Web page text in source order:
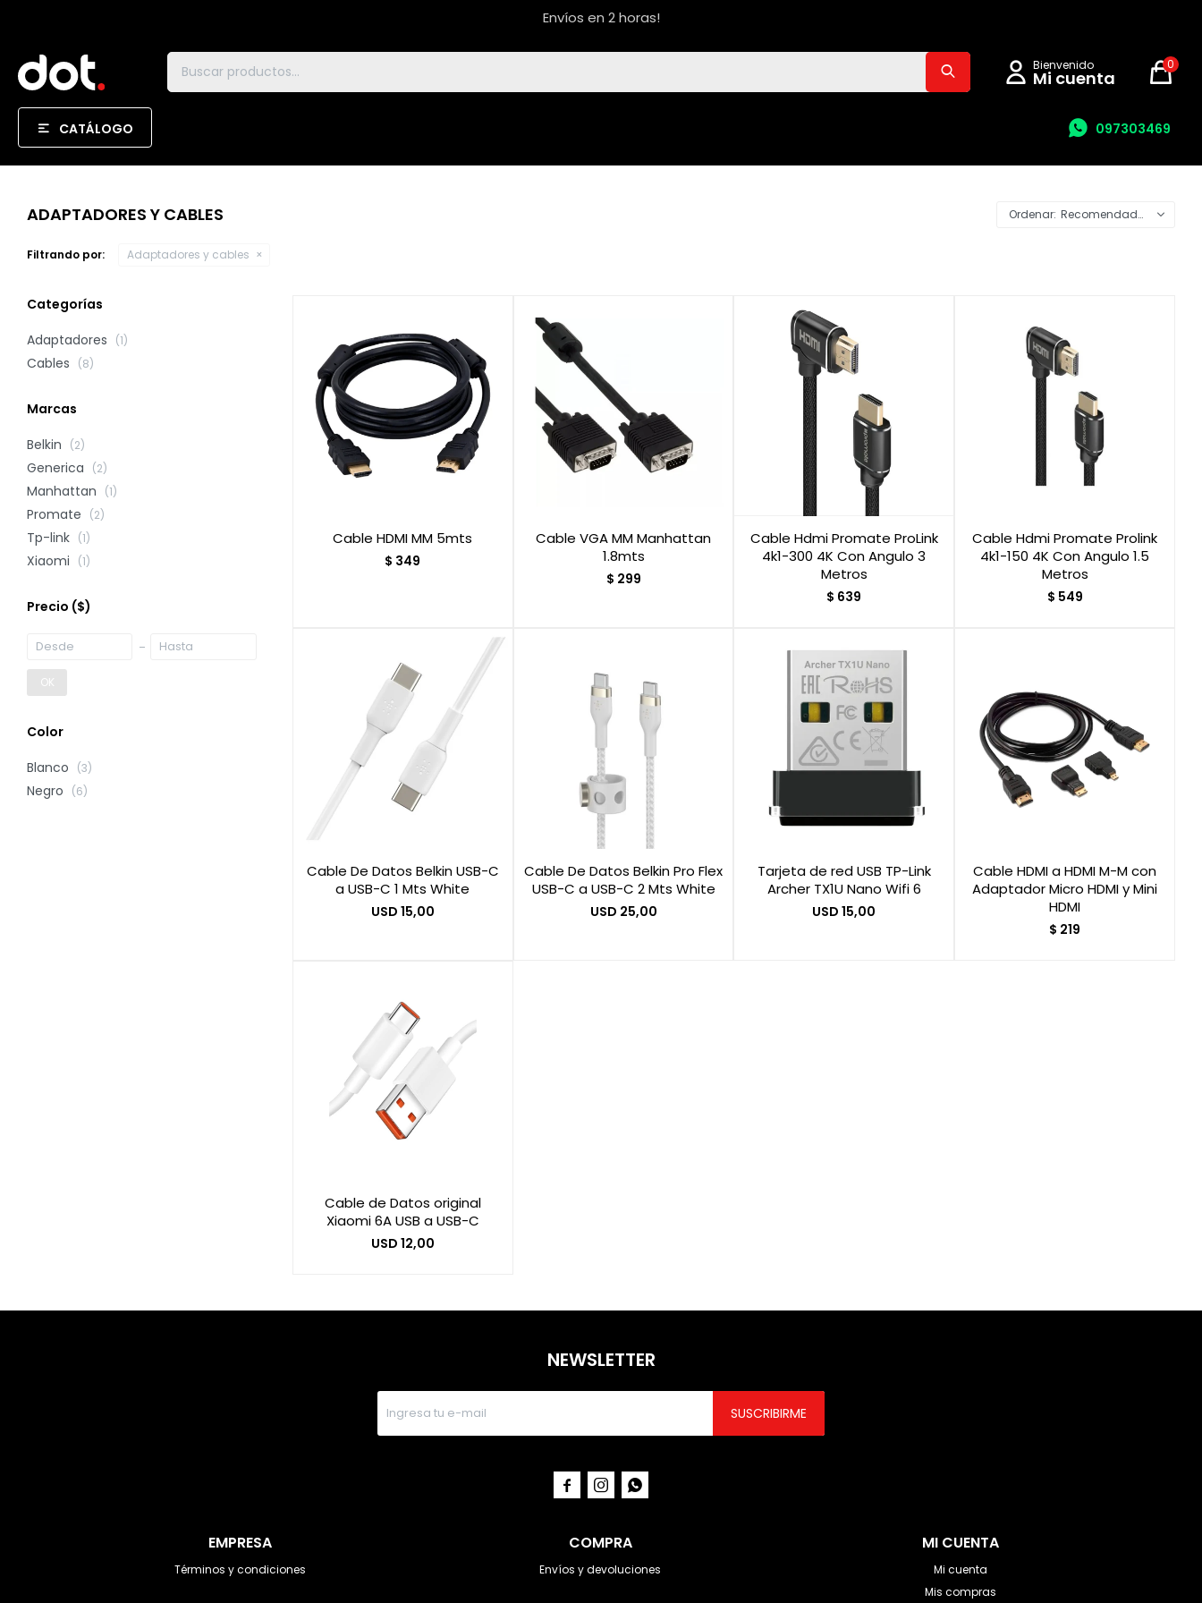
Envíos en 2 horas!
CATÁLOGO 097303469
0
ADAPTADORES Y CABLES Recomendados
Filtrando por: Adaptadores y cables
Cable HDMI MM 5mts
$ 349
Cable VGA MM Manhattan
1.8mts
$ 299
Cable Hdmi Promate ProLink
4k1-300 4K Con Angulo 3
Metros
$ 639
Cable Hdmi Promate Prolink
4k1-150 4K Con Angulo 1.5
Metros
$ 549
Cable De Datos Belkin USB-C
a USB-C 1 Mts White
USD 15,00
Cable De Datos Belkin Pro Flex
USB-C a USB-C 2 Mts White
USD 25,00
Tarjeta de red USB TP-Link
Archer TX1U Nano Wifi 6
USD 15,00
Cable HDMI a HDMI M-M con
Adaptador Micro HDMI y Mini
HDMI
$ 219
Cable de Datos original
Xiaomi 6A USB a USB-C
USD 12,00
Categorías
Adaptadores
(1)
Cables (8)
Marcas
Belkin
(2)
Generica (2)
Manhattan (1)
Promate (2)
Tp-link (1)
Xiaomi (1)
Precio ($)
OK
Color
Blanco
(3)
Negro (6)
EMPRESA
Términos y condiciones
COMPRA
Envíos y devoluciones
MI CUENTA
Mi cuenta
Mis compras
NEWSLETTER
SUSCRIBIRME
  